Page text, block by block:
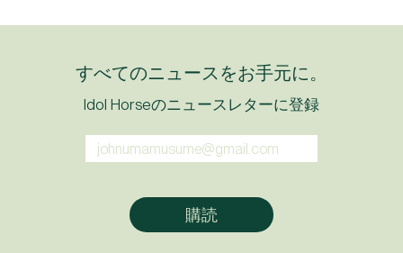
すべてのニュースをお手元に。
Idol Horseのニュースレターに登録